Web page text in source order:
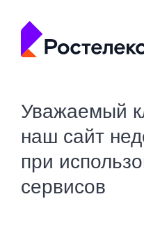
Уважаемый
наш сайт
при
сервисов